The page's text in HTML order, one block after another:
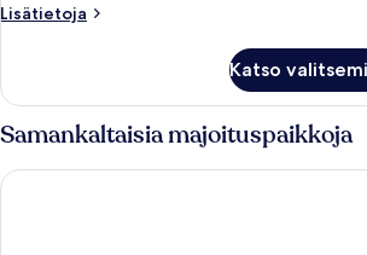
Lisätietoja
Lisätietoja
Katso
Samankaltaisia majoituspaikkoja
Sunny Dubrovnik by Valamar - All Inclusive